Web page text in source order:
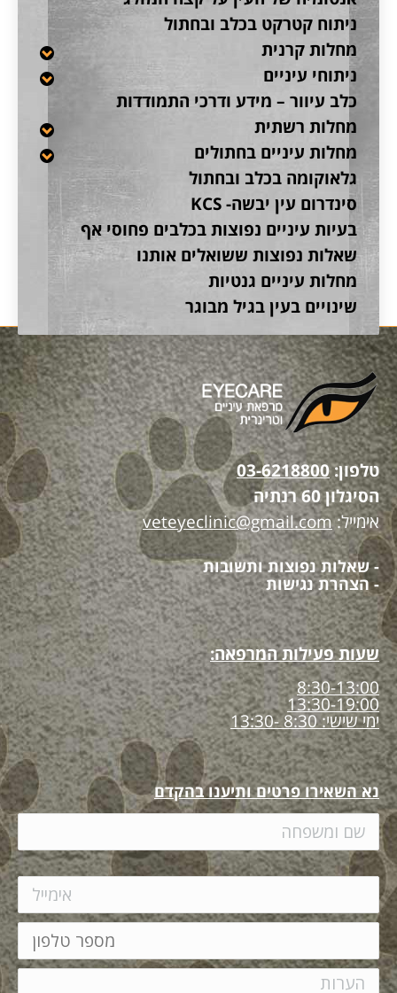
ניתוח קטרקט בכלב ובחתול
מחלות קרנית
ניתוחי עיניים
כלב עיוור – מידע ודרכי התמודדות
מחלות רשתית
מחלות עיניים בחתולים
גלאוקומה בכלב ובחתול
סינדרום עין יבשה- KCS
בעיות עיניים נפוצות בכלבים פחוסי אף
שאלות נפוצות ששואלים אותנו
מחלות עיניים גנטיות
שינויים בעין בגיל מבוגר
טלפון:03-6218800
הסיגלון 60 רנתיה
אימייל:veteyeclinic@gmail.com
- שאלות נפוצות ותשובות
- הצהרת נגישות
שעות פעילות המרפאה:
8:30-13:00
13:30-19:00
ימי שישי: 8:30 -13:30
נא השאירו פרטים ותיענו בהקדם